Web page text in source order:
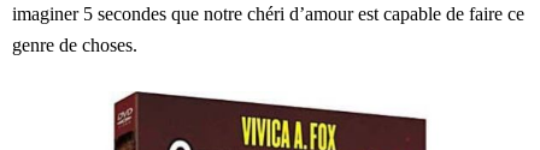
imaginer 5 secondes que notre chéri d’amour est capable de faire ce
genre de choses.